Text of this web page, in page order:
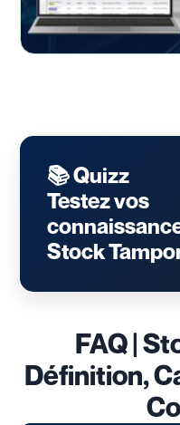
📚 Quizz
Testez vos
Stock
FAQ |
Définition,